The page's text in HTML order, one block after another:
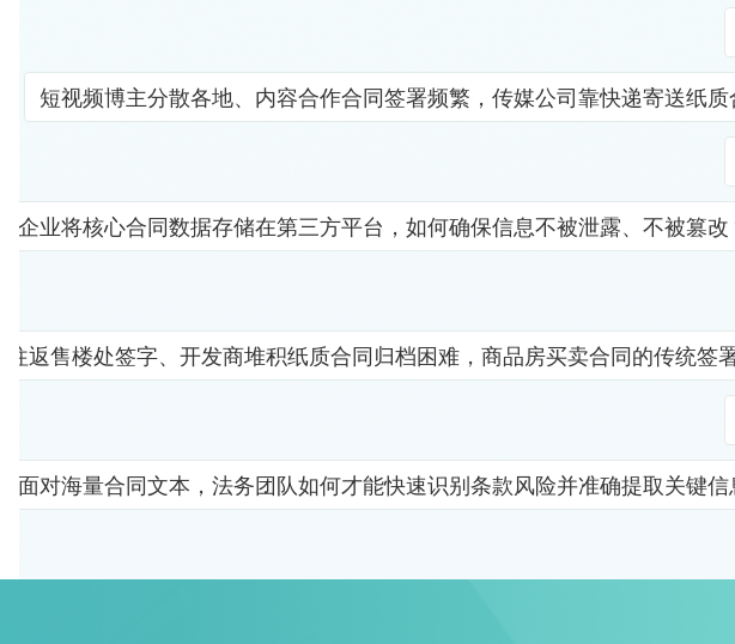
短视频博主分散各地、内容合作合同签署频繁，传媒公司靠快递寄送纸
企业将核心合同数据存储在第三方平台，如何确保信息不被泄露、不被篡
往返售楼处签字、开发商堆积纸质合同归档困难，商品房买卖合同的传统
面对海量合同文本，法务团队如何才能快速识别条款风险并准确提取关键